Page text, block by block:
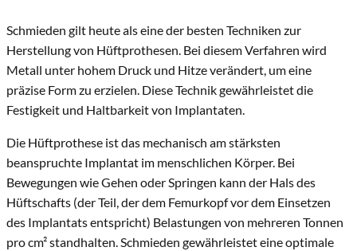
Schmieden gilt heute als eine der besten Techniken zur
Herstellung von Hüftprothesen. Bei diesem Verfahren wird
Metall unter hohem Druck und Hitze verändert, um eine
präzise Form zu erzielen. Diese Technik gewährleistet die
Festigkeit und Haltbarkeit von Implantaten.
Die Hüftprothese ist das mechanisch am stärksten
beanspruchte Implantat im menschlichen Körper. Bei
Bewegungen wie Gehen oder Springen kann der Hals des
Hüftschafts (der Teil, der dem Femurkopf vor dem Einsetzen
des Implantats entspricht) Belastungen von mehreren Tonnen
pro cm² standhalten.Schmieden gewährleistet eine optimale